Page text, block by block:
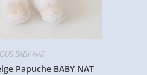
BABY NAT
Papuche BABY NAT